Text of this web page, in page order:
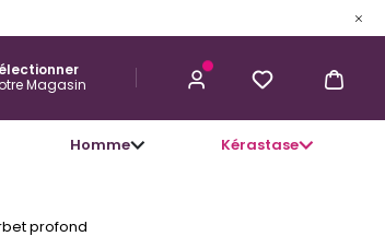
Magasin
Homme Kérastase
M'ALERTER LORSQUE CE PRODUIT
profond